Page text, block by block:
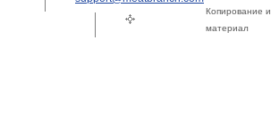
Копирование
материал